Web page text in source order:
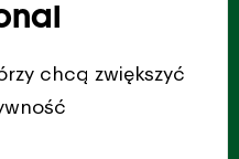
chcą zwiększyć